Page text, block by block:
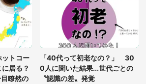
で遭難状態。なんとか見つけた民家に助け
と、住人の男性が...」
あげると思って、あなたにこれをあげる」
道で見知らぬお婆さんに握らされたもの
・30代女性）
ットコー
居る？
瞭然の
「40代って初老なの？」 30
0人に聞いた結果...世代ごとの
〝認識の差〟発覚